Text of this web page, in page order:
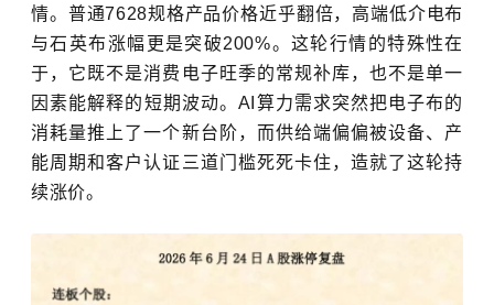
情。普通7628规格产品价格近乎翻倍，高端低介电布
与石英布涨幅更是突破200%。这轮行情的特殊性在
于，它既不是消费电子旺季的常规补库，也不是单一
因素能解释的短期波动。 AI 算力需求突然把电子布的
消耗量推上了一个新台阶，而供给端偏偏被设备、产
能周期和客户认证三道门槛死死卡住，造就了这轮持
续涨价。